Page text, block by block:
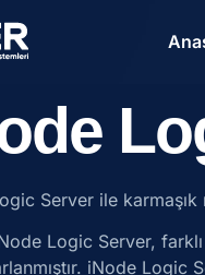
Server ile
Logic Server,
iNode Logic